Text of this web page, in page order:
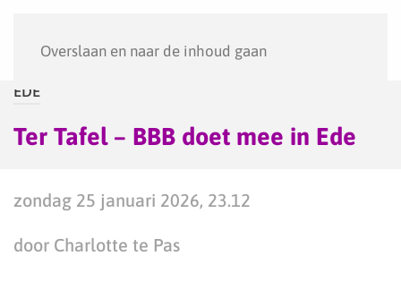
Overslaan en naar de inhoud gaan
EDE
Ter Tafel – BBB doet mee in Ede
zondag 25 januari 2026, 23.12
door Charlotte te Pas